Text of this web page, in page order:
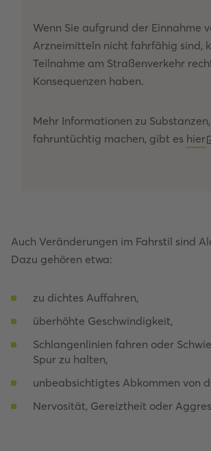
Wenn Sie aufgrund der Einnahme
Arzneimitteln nicht fahrfähig sind,
Teilnahme am Straßenverkehr
Konsequenzen haben.
Mehr Informationen zu
fahruntüchtig machen, gibt es hier
Auch Veränderungen im Fahrstil sind
Dazu gehören etwa:
zu dichtes Auffahren,
überhöhte Geschwindigkeit,
Schlangenlinien fahren oder
Spur zu halten,
unbeabsichtigtes Abkommen von
Nervosität, Gereiztheit oder